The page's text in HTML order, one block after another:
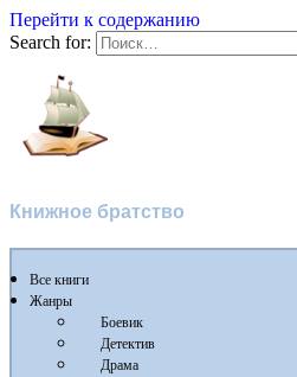
Перейти к содержанию
Search for:
Книжное братство
Все книги
Жанры
Боевик
Детектив
Драма